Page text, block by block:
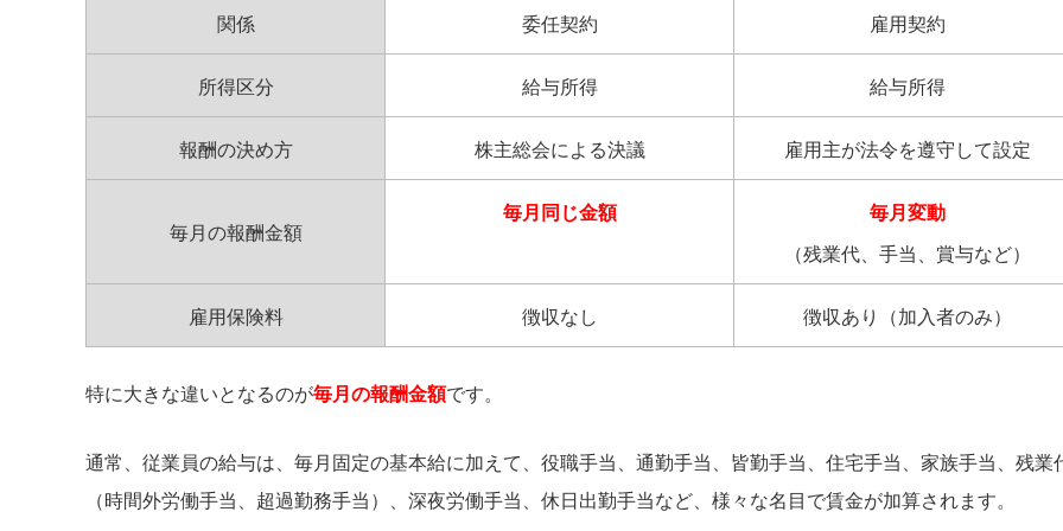
関係 委任契約 雇用契約
所得区分 給与所得 給与所得
報酬の決め方 株主総会による決議 雇用主が法令を遵守して設定
毎月の報酬金額
毎月同じ金額 毎月変動
（残業代、手当、賞与など）
雇用保険料 徴収なし 徴収あり（加入者のみ）
特に大きな違いとなるのが毎月の報酬金額です。
通常、従業員の給与は、毎月固定の基本給に加えて、役職手当、通勤手当、皆勤手当、住宅手当、家族手当、残業
（時間外労働手当、超過勤務手当）、深夜労働手当、休日出勤手当など、様々な名目で賃金が加算されます。